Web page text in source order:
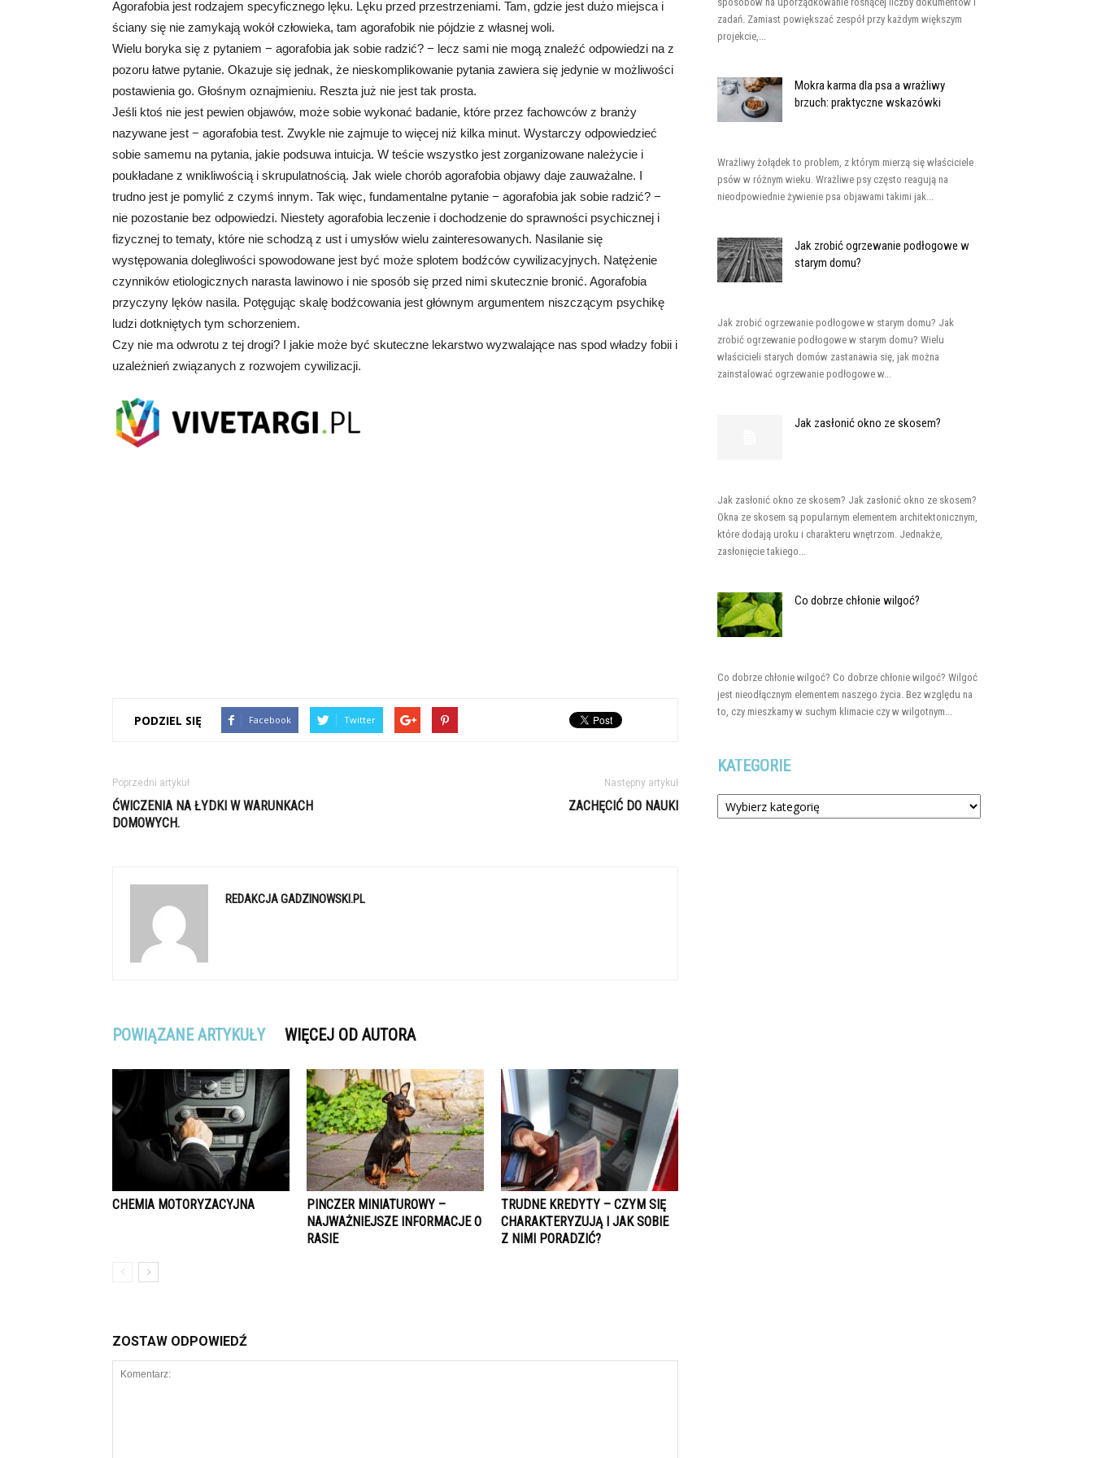
Agorafobia jest rodzajem specyficznego lęku. Lęku przed przestrzeniami. Tam, gdzie jest dużo miejsca i
ściany się nie zamykają wokół człowieka, tam agorafobik nie pójdzie z własnej woli.
Wielu boryka się z pytaniem − agorafobia jak sobie radzić? − lecz sami nie mogą znaleźć odpowiedzi na z
pozoru łatwe pytanie. Okazuje się jednak, że nieskomplikowanie pytania zawiera się jedynie w możliwości
postawienia go. Głośnym oznajmieniu. Reszta już nie jest tak prosta.
Jeśli ktoś nie jest pewien objawów, może sobie wykonać badanie, które przez fachowców z branży
nazywane jest − agorafobia test. Zwykle nie zajmuje to więcej niż kilka minut. Wystarczy odpowiedzieć
sobie samemu na pytania, jakie podsuwa intuicja. W teście wszystko jest zorganizowane należycie i
poukładane z wnikliwością i skrupulatnością. Jak wiele chorób agorafobia objawy daje zauważalne. I
trudno jest je pomylić z czymś innym. Tak więc, fundamentalne pytanie − agorafobia jak sobie radzić? −
nie pozostanie bez odpowiedzi. Niestety agorafobia leczenie i dochodzenie do sprawności psychicznej i
fizycznej to tematy, które nie schodzą z ust i umysłów wielu zainteresowanych. Nasilanie się
występowania dolegliwości spowodowane jest być może splotem bodźców cywilizacyjnych. Natężenie
czynników etiologicznych narasta lawinowo i nie sposób się przed nimi skutecznie bronić. Agorafobia
przyczyny lęków nasila. Potęgując skalę bodźcowania jest głównym argumentem niszczącym psychikę
ludzi dotkniętych tym schorzeniem.
Czy nie ma odwrotu z tej drogi? I jakie może być skuteczne lekarstwo wyzwalające nas spod władzy fobii i
uzależnień związanych z rozwojem cywilizacji.
PODZIEL SIĘ Facebook Twitter
Poprzedni artykuł
ĆWICZENIA NA ŁYDKI W WARUNKACH
DOMOWYCH.
Następny artykuł
ZACHĘCIĆ DO NAUKI
REDAKCJA GADZINOWSKI.PL
POWIĄZANE ARTYKUŁY WIĘCEJ OD AUTORA
CHEMIA MOTORYZACYJNA
PINCZER MINIATUROWY –
NAJWAŻNIEJSZE INFORMACJE O
RASIE
TRUDNE KREDYTY – CZYM SIĘ
CHARAKTERYZUJĄ I JAK SOBIE
Z NIMI PORADZIĆ?
ZOSTAW ODPOWIEDŹ
zadań. Zamiast powiększać zespół przy każdym większym
projekcie,...
Mokra karma dla psa a wrażliwy
brzuch: praktyczne wskazówki
Wrażliwy żołądek to problem, z którym mierzą się właściciele
psów w różnym wieku. Wrażliwe psy często reagują na
nieodpowiednie żywienie psa objawami takimi jak...
Jak zrobić ogrzewanie podłogowe w
starym domu?
Jak zrobić ogrzewanie podłogowe w starym domu? Jak
zrobić ogrzewanie podłogowe w starym domu? Wielu
właścicieli starych domów zastanawia się, jak można
zainstalować ogrzewanie podłogowe w...
Jak zasłonić okno ze skosem?
Jak zasłonić okno ze skosem? Jak zasłonić okno ze skosem?
Okna ze skosem są popularnym elementem architektonicznym,
które dodają uroku i charakteru wnętrzom. Jednakże,
zasłonięcie takiego...
Co dobrze chłonie wilgoć?
Co dobrze chłonie wilgoć? Co dobrze chłonie wilgoć? Wilgoć
jest nieodłącznym elementem naszego życia. Bez względu na
to, czy mieszkamy w suchym klimacie czy w wilgotnym...
KATEGORIE
Kategorie